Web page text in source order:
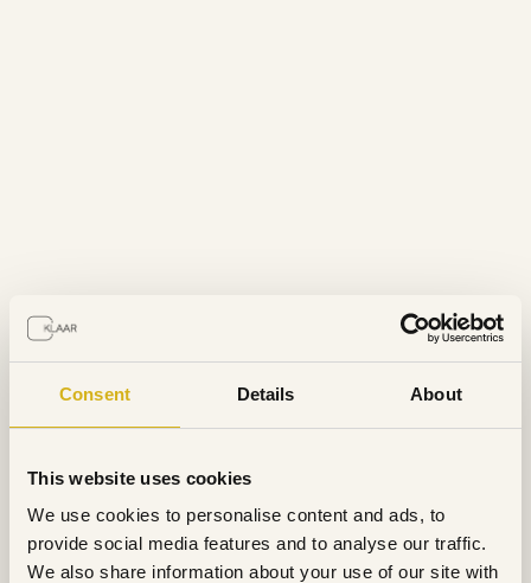
Consent Details About
This website uses cookies
We use cookies to personalise content and ads, to
provide social media features and to analyse our traffic.
We also share information about your use of our site with